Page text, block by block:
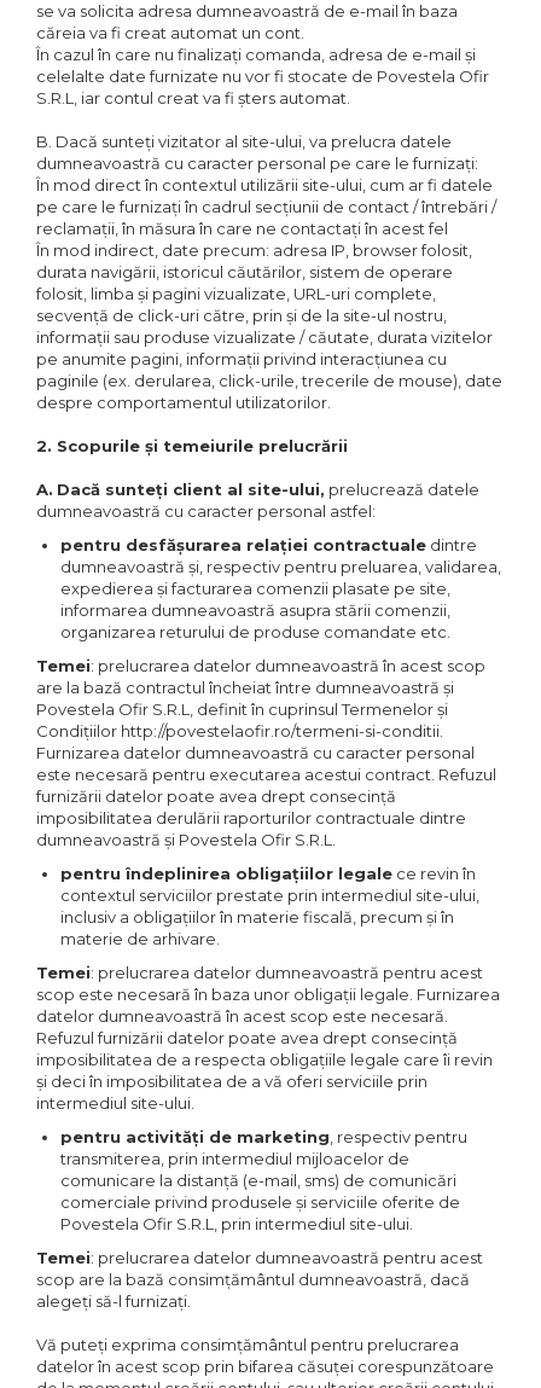
se va solicita adresa dumneavoastră de e-mail în baza
căreia va fi creat automat un cont.
În cazul în care nu finalizați comanda, adresa de e-mail și
celelalte date furnizate nu vor fi stocate de Povestela Ofir
S.R.L, iar contul creat va fi șters automat.
B. Dacă sunteți vizitator al site-ului, va prelucra datele
dumneavoastră cu caracter personal pe care le furnizați:
În mod direct în contextul utilizării site-ului, cum ar fi datele
pe care le furnizați în cadrul secțiunii de contact / întrebări /
reclamații, în măsura în care ne contactați în acest fel
În mod indirect, date precum: adresa IP, browser folosit,
durata navigării, istoricul căutărilor, sistem de operare
folosit, limba și pagini vizualizate, URL-uri complete,
secvență de click-uri către, prin și de la site-ul nostru,
informații sau produse vizualizate / căutate, durata vizitelor
pe anumite pagini, informații privind interacțiunea cu
paginile (ex. derularea, click-urile, trecerile de mouse), date
despre comportamentul utilizatorilor.
2. Scopurile și temeiurile prelucrării
A. Dacă sunteți client al site-ului, prelucrează datele
dumneavoastră cu caracter personal astfel:
pentru desfășurarea relației contractuale dintre
dumneavoastră și, respectiv pentru preluarea, validarea,
expedierea și facturarea comenzii plasate pe site,
informarea dumneavoastră asupra stării comenzii,
organizarea returului de produse comandate etc.
Temei: prelucrarea datelor dumneavoastră în acest scop
are la bază contractul încheiat între dumneavoastră și
Povestela Ofir S.R.L, definit în cuprinsul Termenelor și
Condițiilor http://povestelaofir.ro/termeni-si-conditii.
Furnizarea datelor dumneavoastră cu caracter personal
este necesară pentru executarea acestui contract. Refuzul
furnizării datelor poate avea drept consecință
imposibilitatea derulării raporturilor contractuale dintre
dumneavoastră și Povestela Ofir S.R.L.
pentru îndeplinirea obligațiilor legale ce revin în
contextul serviciilor prestate prin intermediul site-ului,
inclusiv a obligațiilor în materie fiscală, precum și în
materie de arhivare.
Temei: prelucrarea datelor dumneavoastră pentru acest
scop este necesară în baza unor obligații legale. Furnizarea
datelor dumneavoastră în acest scop este necesară.
Refuzul furnizării datelor poate avea drept consecință
imposibilitatea de a respecta obligațiile legale care îi revin
și deci în imposibilitatea de a vă oferi serviciile prin
intermediul site-ului.
pentru activități de marketing , respectiv pentru
transmiterea, prin intermediul mijloacelor de
comunicare la distanță (e-mail, sms) de comunicări
comerciale privind produsele și serviciile oferite de
Povestela Ofir S.R.L, prin intermediul site-ului.
Temei: prelucrarea datelor dumneavoastră pentru acest
scop are la bază consimțământul dumneavoastră, dacă
alegeți să-l furnizați.
Vă puteți exprima consimțământul pentru prelucrarea
datelor în acest scop prin bifarea căsuței corespunzătoare